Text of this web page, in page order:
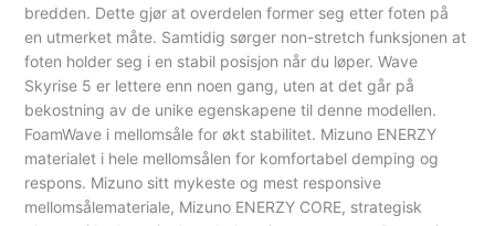
bredden. Dette gjør at overdelen former seg etter foten på
en utmerket måte. Samtidig sørger non-stretch funksjonen at
foten holder seg i en stabil posisjon når du løper. Wave
Skyrise 5 er lettere enn noen gang, uten at det går på
bekostning av de unike egenskapene til denne modellen.
FoamWave i mellomsåle for økt stabilitet. Mizuno ENERZY
materialet i hele mellomsålen for komfortabel demping og
respons. Mizuno sitt mykeste og mest responsive
mellomsålemateriale, Mizuno ENERZY CORE, strategisk